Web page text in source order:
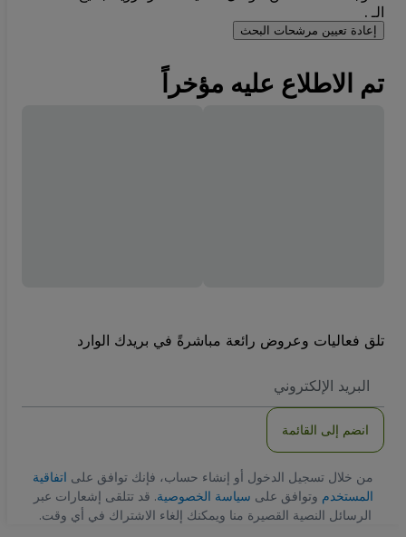
الـ .
إعادة تعيين مرشحات البحث
تم الاطلاع عليه مؤخراً
تلق فعاليات وعروض رائعة مباشرةً في بريدك الوارد
الاكتروني
انضم إلى القائمة
من خلال تسجيل الدخول أو إنشاء حساب، فإنك توافق على اتفاقية
المستخدم وتوافق على سياسة الخصوصية. قد تتلقى إشعارات عبر
الرسائل النصية القصيرة منا ويمكنك إلغاء الاشتراك في أي وقت.